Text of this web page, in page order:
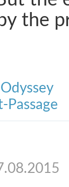
the
Passage